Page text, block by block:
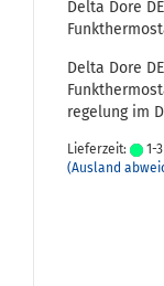
Delta Dore
Delta Dore
re­ge­lung im
Lieferzeit:
1-
(Ausland